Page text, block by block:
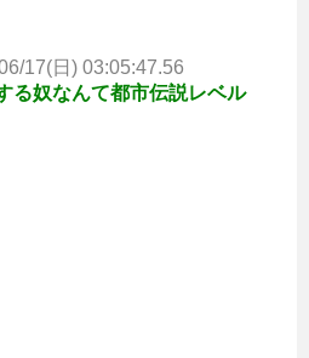
17(日) 03:05:47.56
る奴なんて都市伝説レベル